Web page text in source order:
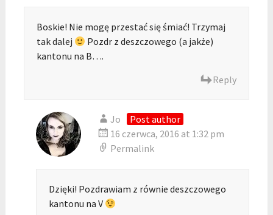
Boskie! Nie mogę przestać się śmiać! Trzymaj
tak dalej
Pozdr z deszczowego (a jakże)
kantonu na B….
Reply
Jo
Post author
16 czerwca, 2016 at 1:32 pm
Permalink
Dzięki! Pozdrawiam z równie deszczowego
kantonu na V